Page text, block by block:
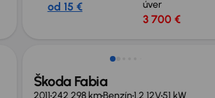
od 15 €
úver
3 700 €
Škoda Fabia
2011242 298 kmBenzín1.2 12V51 kW